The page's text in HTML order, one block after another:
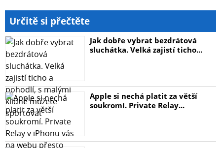
Obsah
1x 350 ml Purpurová
Technologie
Ultrachrome XD
Zkratka
T693300
Typ balení
Jednotlivé balení
Určitě si přečtěte
Jak dobře vybrat bezdrátová
sluchátka. Velká zajistí ticho...
Apple si nechá platit za větší
soukromí. Private Relay...